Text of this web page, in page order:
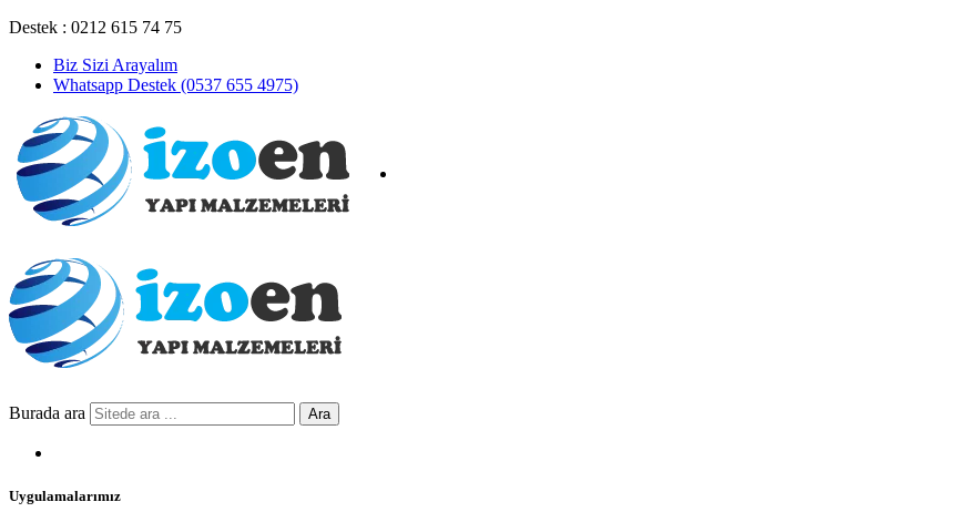
Destek : 0212 615 74 75
Biz Sizi Arayalım
Whatsapp Destek (0537 655 4975)
Burada ara Ara
Uygulamalarımız